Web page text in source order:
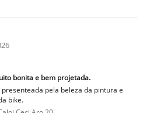
bonita e bem projetada.
pela beleza da pintura e
bike.